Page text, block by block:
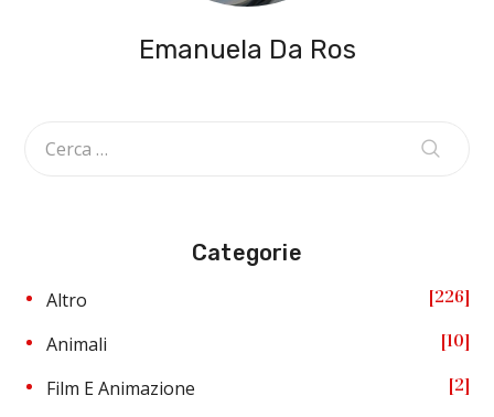
Emanuela Da Ros
Categorie
Altro 226
Animali 10
Film E Animazione 2